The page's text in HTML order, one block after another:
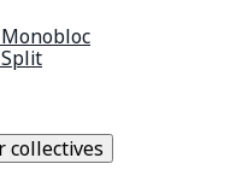
collectives